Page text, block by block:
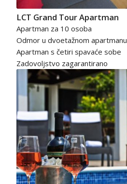
LCT Grand Tour Apartman
Apartman za 10 osoba
Odmor u dvoetažnom apartmanu
Apartman s četiri spavaće sobe
Zadovoljstvo zagarantirano